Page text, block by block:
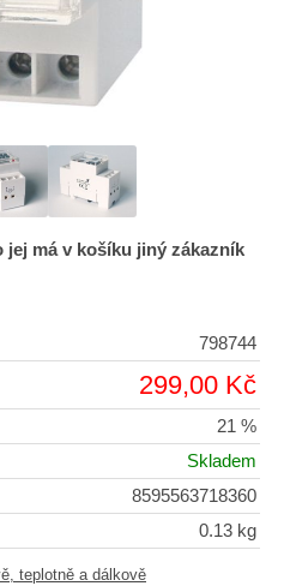
jej má v košíku jiný zákazník
798744
299,00 Kč
21 %
Skladem
8595563718360
0.13 kg
teplotně a dálkově